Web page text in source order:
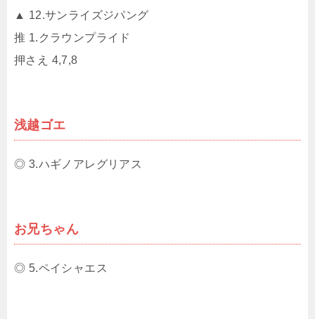
▲ 12.サンライズジパング
推 1.クラウンプライド
押さえ 4,7,8
浅越ゴエ
◎ 3.ハギノアレグリアス
お兄ちゃん
◎ 5.ペイシャエス